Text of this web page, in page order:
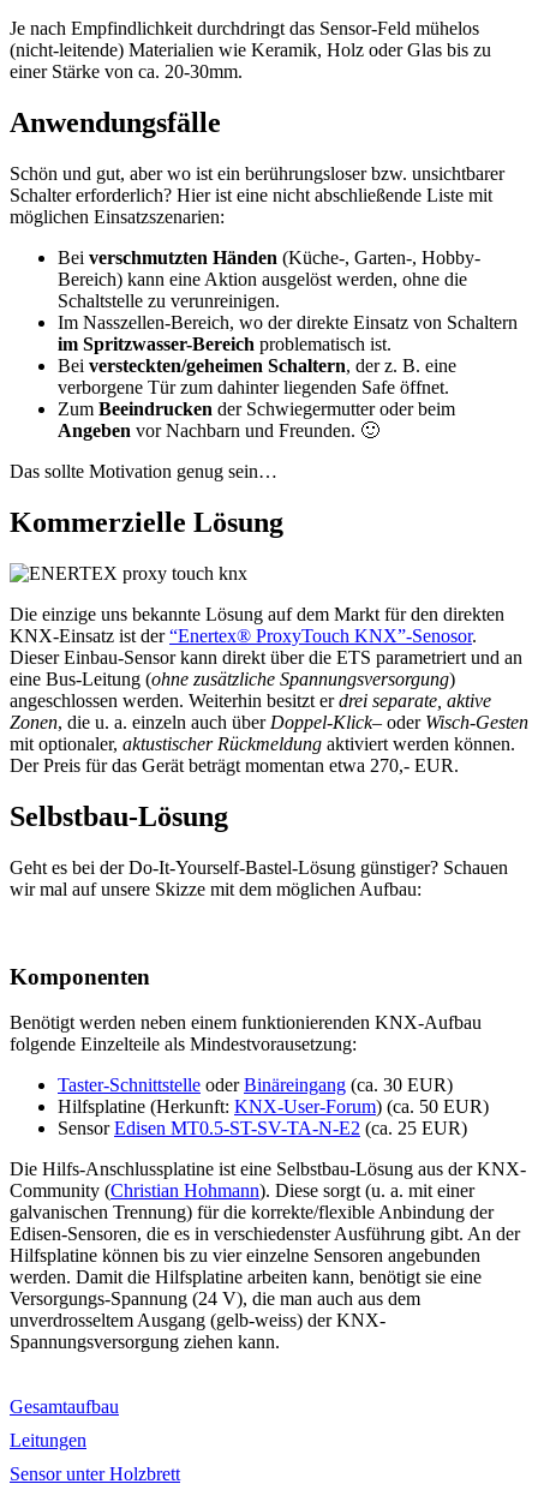
Je nach Empfindlichkeit durchdringt das Sensor-Feld mühelos
(nicht-leitende) Materialien wie Keramik, Holz oder Glas bis zu
einer Stärke von ca. 20-30mm.
Anwendungsfälle
Schön und gut, aber wo ist ein berührungsloser bzw. unsichtbarer
Schalter erforderlich? Hier ist eine nicht abschließende Liste mit
möglichen Einsatzszenarien:
Bei verschmutzten Händen (Küche-, Garten-, Hobby-
Bereich) kann eine Aktion ausgelöst werden, ohne die
Schaltstelle zu verunreinigen.
Im Nasszellen-Bereich, wo der direkte Einsatz von Schaltern
im Spritzwasser-Bereich problematisch ist.
Bei versteckten/geheimen Schaltern, der z. B. eine
verborgene Tür zum dahinter liegenden Safe öffnet.
Zum Beeindrucken der Schwiegermutter oder beim
Angeben vor Nachbarn und Freunden. 🙂
Das sollte Motivation genug sein…
Kommerzielle Lösung
Die einzige uns bekannte Lösung auf dem Markt für den direkten
KNX-Einsatz ist der“Enertex® ProxyTouch KNX”-Senosor.
Dieser Einbau-Sensor kann direkt über die ETS parametriert und an
eine Bus-Leitung (ohne zusätzliche Spannungsversorgung)
angeschlossen werden. Weiterhin besitzt erdrei separate, aktive
Zonen, die u. a. einzeln auch über Doppel-Klick– oder Wisch-Gesten
mit optionaler, aktustischer Rückmeldung aktiviert werden können.
Der Preis für das Gerät beträgt momentan etwa 270,- EUR.
Selbstbau-Lösung
Geht es bei der Do-It-Yourself-Bastel-Lösung günstiger? Schauen
wir mal auf unsere Skizze mit dem möglichen Aufbau:
Komponenten
Benötigt werden neben einem funktionierenden KNX-Aufbau
folgende Einzelteile als Mindestvorausetzung:
Taster-Schnittstelle oderBinäreingang (ca. 30 EUR)
Hilfsplatine (Herkunft: KNX-User-Forum) (ca. 50 EUR)
SensorEdisen MT0.5-ST-SV-TA-N-E2 (ca. 25 EUR)
Die Hilfs-Anschlussplatine ist eine Selbstbau-Lösung aus der KNX-
Community (Christian Hohmann). Diese sorgt (u. a. mit einer
galvanischen Trennung) für die korrekte/flexible Anbindung der
Edisen-Sensoren, die es in verschiedenster Ausführung gibt. An der
Hilfsplatine können bis zu vier einzelne Sensoren angebunden
werden. Damit die Hilfsplatine arbeiten kann, benötigt sie eine
Versorgungs-Spannung (24 V), die man auch aus dem
unverdrosseltem Ausgang (gelb-weiss) der KNX-
Spannungsversorgung ziehen kann.
Gesamtaufbau
Leitungen
Sensor unter Holzbrett